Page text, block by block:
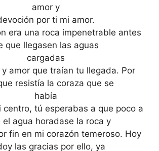
amor y
por ti mi amor.
era una roca impenetrable antes
que llegasen las aguas
cargadas
amor que traían tu llegada. Por
resistía la coraza que se
había
centro, tú esperabas a que poco a
el agua horadase la roca y
fin en mi corazón temeroso. Hoy
las gracias por ello, ya